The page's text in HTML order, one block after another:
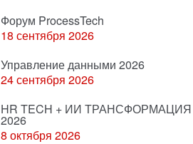
Форум ProcessTech
18 сентября 2026
Управление данными 2026
24 сентября 2026
HR TECH + ИИ ТРАНСФОРМАЦИЯ
2026
8 октября 2026